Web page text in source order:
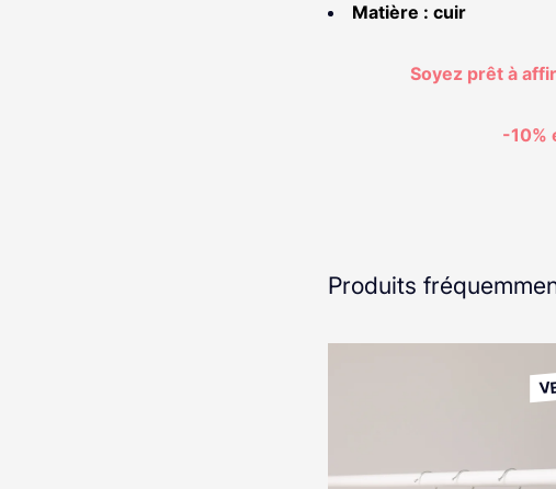
Matière : cuir
Soyez prêt à
-10%
Produits